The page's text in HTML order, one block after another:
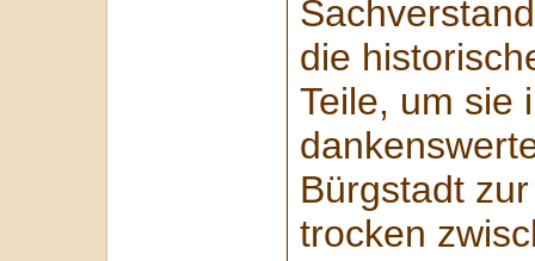
die
Teile, um sie
Bürgstadt
trocken